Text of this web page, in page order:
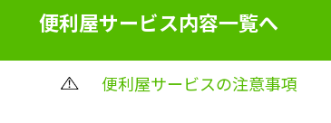
便利屋サービス内容一覧へ
便利屋サービスの注意事項